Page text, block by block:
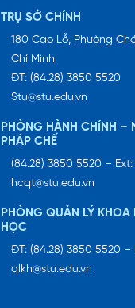
TRỤ SỞ CHÍNH
180 Cao Lỗ, Phường
Chí Minh
ĐT: (84.28) 3850 5520
Stu@stu.edu.vn
PHÒNG HÀNH CHÍNH –
PHÁP CHẾ
(84.28) 3850 5520 – Ext:
hcqt@stu.edu.vn
PHÒNG QUẢN LÝ
HỌC
ĐT: (84.28) 3850 5520 –
qlkh@stu.edu.vn